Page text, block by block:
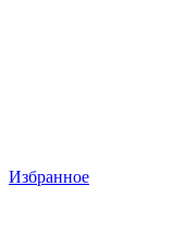
Избранное